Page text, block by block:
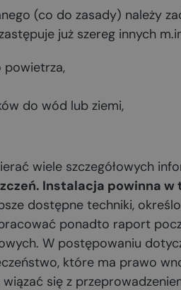
(co do zasady) należy
już szereg innych
powietrza,
do wód lub ziemi,
wiele szczegółowych
Instalacja powinna w
dostępne techniki,
ponadto raport
W postępowaniu
które ma prawo
się z